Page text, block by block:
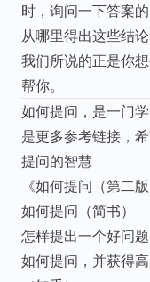
时，询问一下答案
从哪里得出这些结
我们所说的正是你
帮你。
如何提问，是一门
是更多参考链接，
提问的智慧
《如何提问（第二版
如何提问 （简书）
怎样提出一个好问
如何提问，并获得